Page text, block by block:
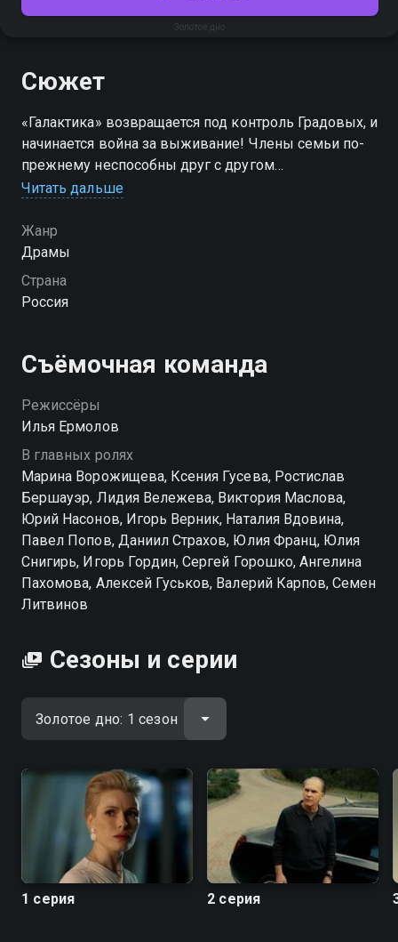
Золотое дно
Сюжет
«Галактика» возвращается под контроль Градовых, и
начинается война за выживание! Члены семьи по-
прежнему неспособны друг с другом
договариваться, а теперь на игровой доске
региональный предприниматель Верещагин, у
которого с Юрием давние счеты. Кризис нарастает,
рынки меняются, союзы рушатся, тайны выходят на
свет, а контроль над миллиардным бизнесом грозит
Читать дальше
Жанр
Драмы
Страна
Россия
Съёмочная команда
Режиссёры
Илья Ермолов
В главных ролях
Марина Ворожищева, Ксения Гусева, Ростислав
Бершауэр, Лидия Вележева, Виктория Маслова,
Юрий Насонов, Игорь Верник, Наталия Вдовина,
Павел Попов, Даниил Страхов, Юлия Франц, Юлия
Снигирь, Игорь Гордин, Сергей Горошко, Ангелина
Пахомова, Алексей Гуськов, Валерий Карпов, Семен
Литвинов
Сезоны и серии
1 серия 2 серия